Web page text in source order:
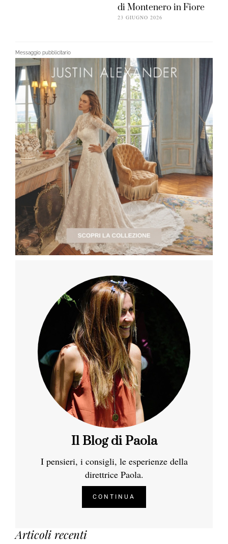
di Montenero in Fiore
23 GIUGNO 2026
Messaggio pubblicitario
Il Blog di Paola
I pensieri, i consigli, le esperienze della
direttrice Paola.
CONTINUA
Articoli recenti